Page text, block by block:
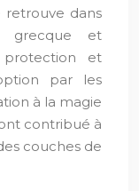
retrouve dans
grecque et
et
par les
à la magie
contribué à
couches de